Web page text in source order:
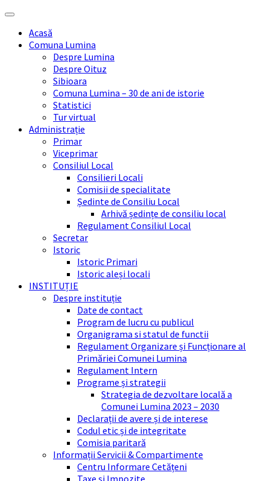
Skip
content
Skip
sidebar
Skip
right
sidebar
Skip
footerAcasă
Comuna Lumina
Despre Lumina
Despre Oituz
Sibioara
Comuna Lumina – 30 de ani de istorie
Statistici
Tur virtual
Administrație
Primar
Viceprimar
Consiliul Local
Consilieri Locali
Comisii de specialitate
Ședinte de Consiliu Local
Arhivă ședințe de consiliu local
Regulament Consiliul Local
Secretar
Istoric
Istoric Primari
Istoric aleși locali
INSTITUȚIE
Despre instituție
Date de contact
Program de lucru cu publicul
Organigrama si statul de functii
Regulament Organizare și Funcționare al
Primăriei Comunei Lumina
Regulament Intern
Programe și strategii
Strategia de dezvoltare locală a
Comunei Lumina 2023 – 2030
Declarații de avere și de interese
Codul etic și de integritate
Comisia paritară
Informații Servicii & Compartimente
Centru Informare Cetățeni
Taxe și Impozite